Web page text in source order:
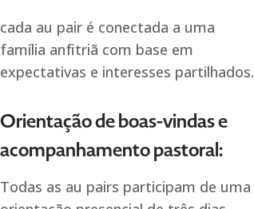
cada au pair é conectada a uma
família anfitriã com base em
expectativas e interesses partilhados.
Orientação de boas-vindas e
acompanhamento pastoral:
Todas as au pairs participam de uma